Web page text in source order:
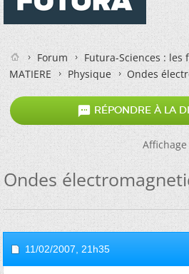
Forum
Futura-Sciences : les
MATIERE
Physique Ondes
 RÉPONDRE À LA
Ondes
11/02/2007, 21h35